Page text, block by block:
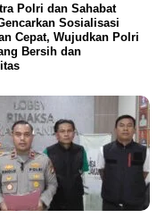
Polri dan Sahabat
Sosialisasi
Cepat, Wujudkan Polri
Bersih dan